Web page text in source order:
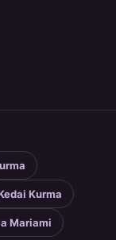
Kurma
Mariami